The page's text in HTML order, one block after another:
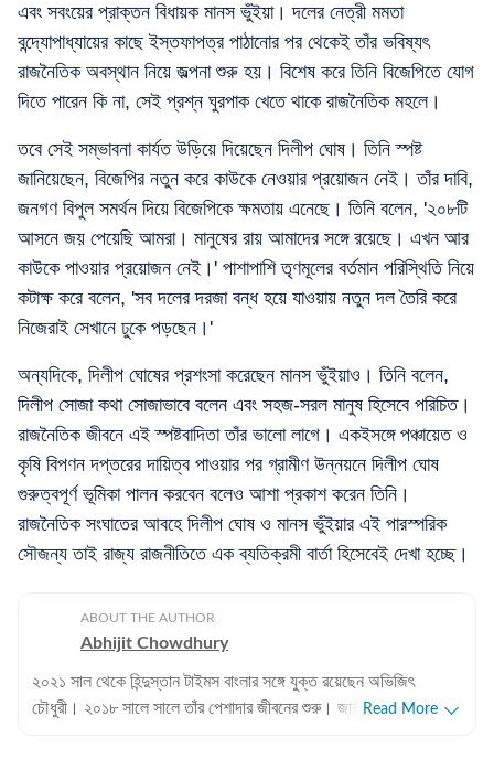
এবং সবংয়ের প্রাক্তন বিধায়ক মানস ভুঁইয়া। দলের নেত্রী মমতা
বন্দ্যোপাধ্যায়ের কাছে ইস্তফাপত্র পাঠানোর পর থেকেই তাঁর ভবিষ্যৎ
রাজনৈতিক অবস্থান নিয়ে জল্পনা শুরু হয়। বিশেষ করে তিনি বিজেপিতে যোগ
দিতে পারেন কি না, সেই প্রশ্ন ঘুরপাক খেতে থাকে রাজনৈতিক মহলে।
তবে সেই সম্ভাবনা কার্যত উড়িয়ে দিয়েছেন দিলীপ ঘোষ। তিনি স্পষ্ট
জানিয়েছেন, বিজেপির নতুন করে কাউকে নেওয়ার প্রয়োজন নেই। তাঁর দাবি,
জনগণ বিপুল সমর্থন দিয়ে বিজেপিকে ক্ষমতায় এনেছে। তিনি বলেন, '২০৮টি
আসনে জয় পেয়েছি আমরা। মানুষের রায় আমাদের সঙ্গে রয়েছে। এখন আর
কাউকে পাওয়ার প্রয়োজন নেই।' পাশাপাশি তৃণমূলের বর্তমান পরিস্থিতি নিয়ে
কটাক্ষ করে বলেন, 'সব দলের দরজা বন্ধ হয়ে যাওয়ায় নতুন দল তৈরি করে
নিজেরাই সেখানে ঢুকে পড়ছেন।'
অন্যদিকে, দিলীপ ঘোষের প্রশংসা করেছেন মানস ভুঁইয়াও। তিনি বলেন,
দিলীপ সোজা কথা সোজাভাবে বলেন এবং সহজ-সরল মানুষ হিসেবে পরিচিত।
রাজনৈতিক জীবনে এই স্পষ্টবাদিতা তাঁর ভালো লাগে। একইসঙ্গে পঞ্চায়েত ও
কৃষি বিপণন দপ্তরের দায়িত্ব পাওয়ার পর গ্রামীণ উন্নয়নে দিলীপ ঘোষ
গুরুত্বপূর্ণ ভূমিকা পালন করবেন বলেও আশা প্রকাশ করেন তিনি।
রাজনৈতিক সংঘাতের আবহে দিলীপ ঘোষ ও মানস ভুঁইয়ার এই পারস্পরিক
সৌজন্য তাই রাজ্য রাজনীতিতে এক ব্যতিক্রমী বার্তা হিসেবেই দেখা হচ্ছে।
ABOUT THE AUTHOR
Abhijit Chowdhury
২০২১ সাল থেকে হিন্দুস্তান টাইমস বাংলার সঙ্গে যুক্ত রয়েছেন অভিজিৎ
চৌধুরী। ২০১৮ সালে সালে তাঁর পেশাদার জীবনের শুরু। জাতীয়, আন্তর্জাতিক
Read More